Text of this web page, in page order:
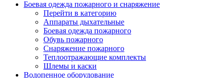
Боевая одежда пожарного и снаряжение
Перейти в категорию
Аппараты дыхательные
Боевая одежда пожарного
Обувь пожарного
Снаряжение пожарного
Теплоотражающие комплекты
Шлемы и каски
Водопенное оборудование